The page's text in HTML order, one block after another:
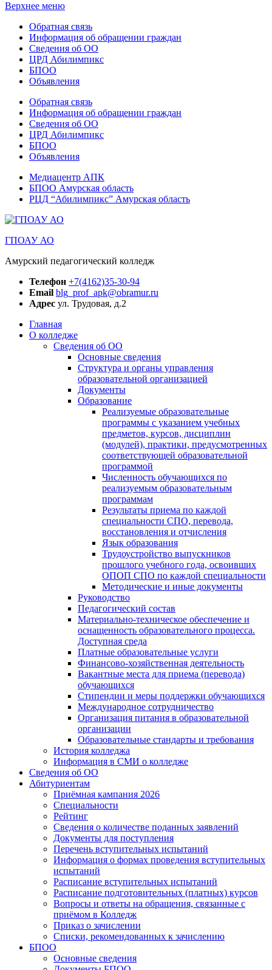
Верхнее меню
Обратная связь
Информация об обращении граждан
Сведения об ОО
ЦРД Абилимпикс
БПОО
Объявления
Обратная связь
Информация об обращении граждан
Сведения об ОО
ЦРД Абилимпикс
БПОО
Объявления
Медиацентр АПК
БПОО Амурская область
РЦД “Абилимпикс” Амурская область
ГПОАУ АО
Амурский педагогический колледж
Телефон +7(4162)35-30-94
Email blg_prof_apk@obramur.ru
Адрес ул. Трудовая, д.2
Главная
О колледже
Сведения об ОО
Основные сведения
Структура и органы управления
образовательной организацией
Документы
Образование
Реализуемые образовательные
программы с указанием учебных
предметов, курсов, дисциплин
(модулей), практики, предусмотренных
соответствующей образовательной
программой
Численность обучающихся по
реализуемым образовательным
программам
Результаты приема по каждой
специальности СПО, перевода,
восстановления и отчисления
Язык образования
Трудоустройство выпускников
прошлого учебного года, освоивших
ОПОП СПО по каждой специальности
Методические и иные документы
Руководство
Педагогический состав
Материально-техническое обеспечение и
оснащенность образовательного процесса.
Доступная среда
Платные образовательные услуги
Финансово-хозяйственная деятельность
Вакантные места для приема (перевода)
обучающихся
Стипендии и меры поддержки обучающихся
Международное сотрудничество
Организация питания в образовательной
организации
Образовательные стандарты и требования
История колледжа
Информация в СМИ о колледже
Сведения об ОО
Абитуриентам
Приёмная кампания 2026
Специальности
Рейтинг
Сведения о количестве поданных заявлений
Документы для поступления
Перечень вступительных испытаний
Информация о формах проведения вступительных
испытаний
Расписание вступительных испытаний
Расписание подготовительных (платных) курсов
Вопросы и ответы на обращения, связанные с
приёмом в Колледж
Приказ о зачислении
Списки, рекомендованных к зачислению
БПОО
Основные сведения